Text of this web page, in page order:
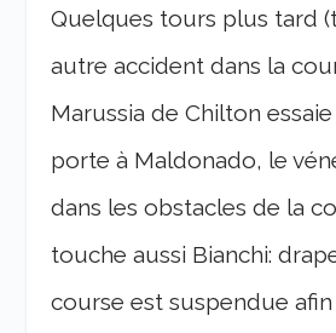
Quelques tours plus tard
autre accident dans la
Marussia de Chilton
porte à Maldonado, le
dans les obstacles de la
touche aussi Bianchi:
course est suspendue